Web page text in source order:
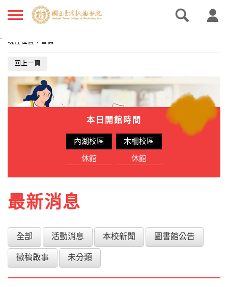
.
現在位置 ： 首頁
回上一頁
本日開館時間
內湖校區
休館
木柵校區
休館
最新消息
全部 活動消息 本校新聞 圖書館公告
徵稿啟事 未分類